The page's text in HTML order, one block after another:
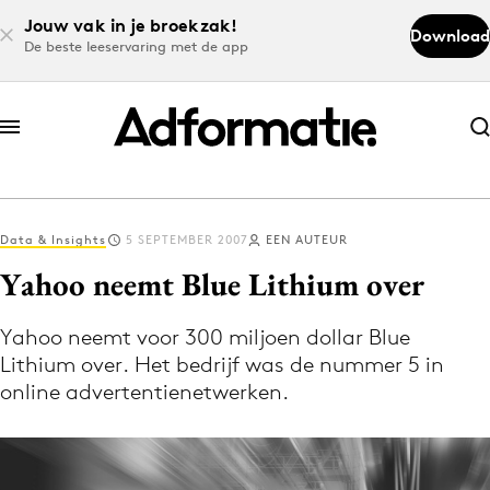
Jouw vak in je broekzak!
De beste leeservaring met de app
Download
Abonneer nu
Abonneer nu
Log in
Download de app
Volg het laatste nieuws via de Adformatie
Nieuws app
Data & Insights 5 SEPTEMBER 2007 EEN AUTEUR
Yahoo neemt Blue Lithium over
Yahoo neemt voor 300 miljoen dollar Blue
Lithium over. Het bedrijf was de nummer 5 in
online advertentienetwerken.